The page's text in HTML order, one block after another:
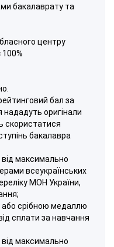
бакалаврату та
центру
100%
бал за
оригінали
скористатися
бакалавра
від максимально
всеукраїнських
МОН України,
або срібною медаллю
сплати за навчання
від максимально